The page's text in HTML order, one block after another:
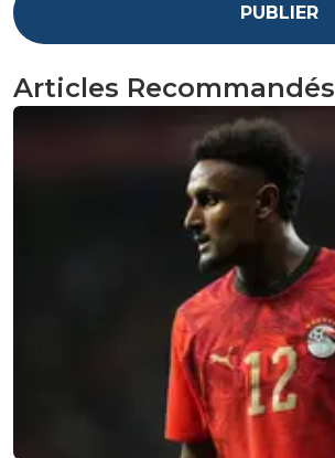
PUBLIER
Articles Recommandés